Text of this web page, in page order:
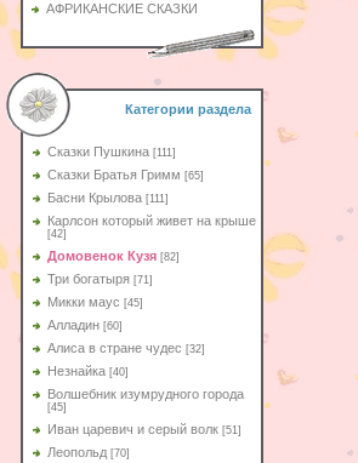
АФРИКАНСКИЕ СКАЗКИ
Категории раздела
Сказки Пушкина [111]
Сказки Братья Гримм [65]
Басни Крылова [111]
Карлсон который живет на крыше
[42]
Домовенок Кузя [82]
Три богатыря [71]
Микки маус [45]
Алладин [60]
Aлиса в стране чудес [32]
Незнайка [40]
Волшебник изумрудного города
[45]
Иван царевич и серый волк [51]
Леопольд [70]